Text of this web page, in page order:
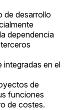
de desarrollo
dependencia
integradas en el
de
funciones
de costes.